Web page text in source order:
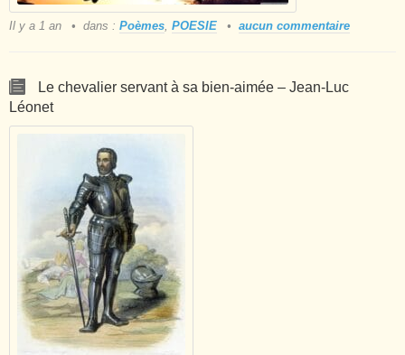
Il y a 1 an dans : Poèmes POESIE aucun commentaire
Le chevalier servant à sa bien-aimée – Jean-Luc
Léonet